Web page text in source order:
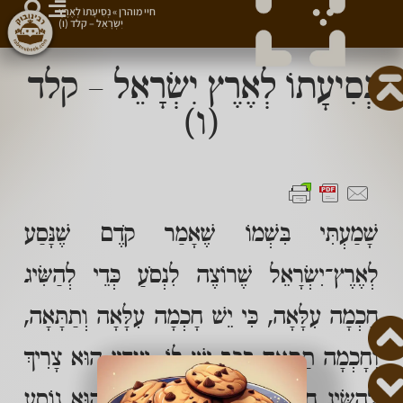
נְסִיעָתוֹ לְאֶרֶץ יִשְׂרָאֵל – קלד
(ו)
שָׁמַעְתִּי בִּשְׁמוֹ שֶׁאָמַר קֹדֶם שֶׁנָּסַע
לְאֶרֶץ־יִשְׂרָאֵל שֶׁרוֹצֶה לִנְסֹעַ כְּדֵי לְהַשִּׂיג
חָכְמָה עִלָּאָה, כִּי יֵשׁ חָכְמָה עִלָּאָה וְתַתָּאָה,
וְחָכְמָה תַתָּאָה כְּבָר יֵשׁ לוֹ, וַעֲדַיִן הוּא צָרִיךְ
חיי מוהרן»נְסִיעָתוֹ לְאֶרֶץ
יִשְׂרָאֵל – קלד (ו)